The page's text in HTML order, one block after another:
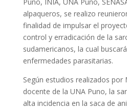
alpaqueros, se realizo
finalidad de impulsar el
control y erradicación de la
sudamericanos, la cual
enfermedades parasitarias.
Según estudios realizados por
docente de la UNA Puno, la
alta incidencia en la saca de